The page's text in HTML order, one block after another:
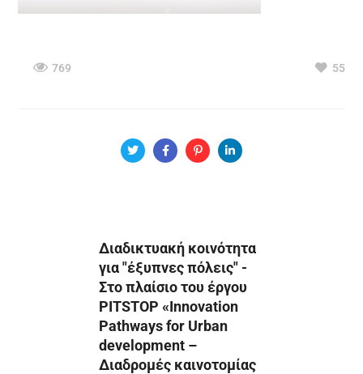
769 55
Διαδικτυακή κοινότητα
για "έξυπνες πόλεις" -
Στο πλαίσιο του έργου
PITSTOP «Innovation
Pathways for Urban
development –
Διαδρομές καινοτομίας